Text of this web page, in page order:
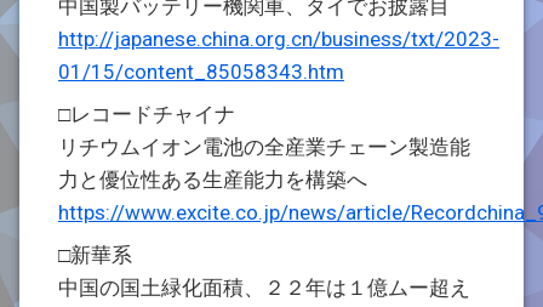
中国製バッテリー機関車、タイでお披露目
http://japanese.china.org.cn/business/txt/2023-
01/15/content_85058343.htm
□レコードチャイナ
リチウムイオン電池の全産業チェーン製造能
力と優位性ある生産能力を構築へ
https://www.excite.co.jp/news/article/
□新華系
中国の国土緑化面積、２２年は１億ムー超え